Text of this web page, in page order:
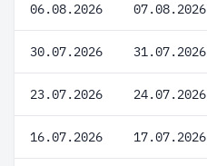
06.08.2026 07.08.2026
30.07.2026 31.07.2026
23.07.2026 24.07.2026
16.07.2026 17.07.2026